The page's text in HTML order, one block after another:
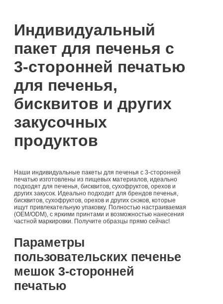
Индивидуальный
пакет для печенья с
3-сторонней печатью
для печенья,
бисквитов и других
закусочных
продуктов
Наши индивидуальные пакеты для печенья с 3-сторонней
печатью изготовлены из пищевых материалов, идеально
подходят для печенья, бисквитов, сухофруктов, орехов и
других закусок. Идеально подходит для брендов печенья,
бисквитов, сухофруктов, орехов и других снэков, которые
ищут привлекательную упаковку. Полностью настраиваемая
(OEM/ODM), с яркими принтами и возможностью нанесения
частной маркировки. Получите образцы прямо сейчас!
Параметры
пользовательских печенье
мешок 3-сторонней
печатью